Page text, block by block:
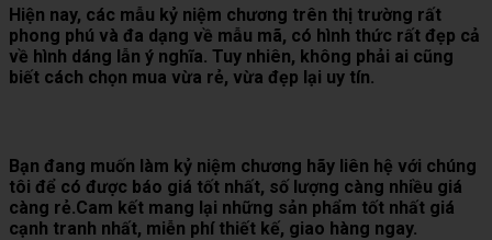
Hiện nay, các mẫu kỷ niệm chương trên thị trường rất
phong phú và đa dạng về mẫu mã, có hình thức rất đẹp cả
về hình dáng lẫn ý nghĩa. Tuy nhiên, không phải ai cũng
biết cách chọn mua vừa rẻ, vừa đẹp lại uy tín.
Bạn đang muốn làm kỷ niệm chương hãy liên hệ với chúng
tôi để có được báo giá tốt nhất, số lượng càng nhiều giá
càng rẻ.Cam kết mang lại những sản phẩm tốt nhất giá
cạnh tranh nhất, miễn phí thiết kế, giao hàng ngay.